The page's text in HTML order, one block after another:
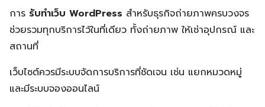
การ รับทำเว็บ WordPress สำหรับธุรกิจถ่ายภาพครบวงจร
ช่วยรวมทุกบริการไว้ในที่เดียว ทั้งถ่ายภาพ ให้เช่าอุปกรณ์ และ
สถานที่
เว็บไซต์ควรมีระบบจัดการบริการที่ชัดเจน เช่น แยกหมวดหมู่
และมีระบบจองออนไลน์